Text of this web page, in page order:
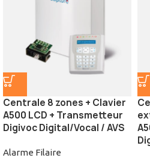
Centrale 8 zones + Clavier
A500 LCD + Transmetteur
Digivoc Digital/Vocal / AVS
Alarme Filaire